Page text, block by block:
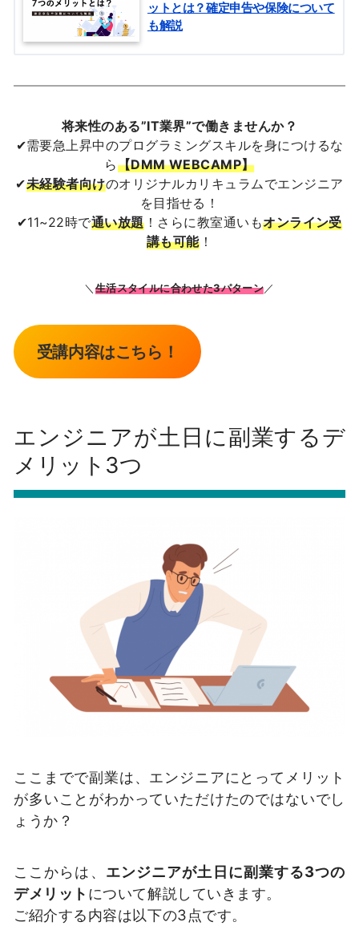
ットとは？確定申告や保険について
も解説
将来性のある”IT業界”で働きませんか？
✔需要急上昇中のプログラミングスキルを身につけるな
ら【DMM WEBCAMP】
✔未経験者向けのオリジナルカリキュラムでエンジニア
を目指せる！
✔11~22時で通い放題！さらに教室通いもオンライン受
講も可能！
＼ 生活スタイルに合わせた3パターン／
受講内容はこちら！
エンジニアが土日に副業するデ
メリット3つ
ここまでで副業は、エンジニアにとってメリット
が多いことがわかっていただけたのではないでし
ょうか？
ここからは、 エンジニアが土日に副業する3つの
デメリット について解説していきます。
ご紹介する内容は以下の3点です。